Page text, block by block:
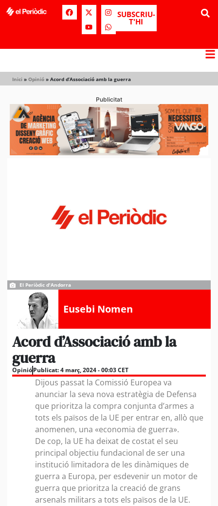
SUBSCRIU-
T'HI
Inici » Opinió » Acord d’Associació amb la guerra
Publicitat
El Periòdic d'Andorra
Eusebi Nomen
Acord d’Associació amb la
guerra
OpinióPublicat:4 març, 2024 - 00:03 CET
Dijous passat la Comissió Europea va
anunciar la seva nova estratègia de Defensa
que prioritza la compra conjunta d’armes a
tots els països de la UE per entrar en, allò que
anomenen, una «economia de guerra».
De cop, la UE ha deixat de costat el seu
principal objectiu fundacional de ser una
institució limitadora de les dinàmiques de
guerra a Europa, per esdevenir un motor de
guerra que prioritza la creació de grans
arsenals militars a tots els països de la UE.